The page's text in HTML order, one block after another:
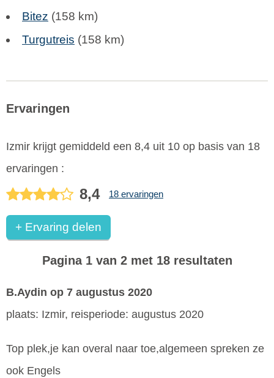
Bitez (158 km)
Turgutreis (158 km)
Ervaringen
Izmir krijgt gemiddeld een 8,4 uit 10 op basis van 18
ervaringen :
8,4 18 ervaringen
+ Ervaring delen
Pagina 1 van 2 met 18 resultaten
B.Aydin op 7 augustus 2020
plaats: Izmir, reisperiode: augustus 2020
Top plek,je kan overal naar toe,algemeen spreken ze
ook Engels